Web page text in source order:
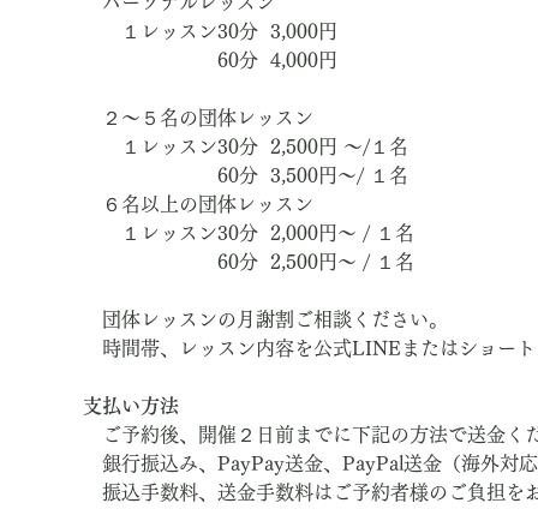
１レッスン30分  3,000円
60分  4,000円
２～５名の団体レッスン
１レッスン30分  2,500円 ～/１名
60分  3,500円～/ １名
６名以上の団体レッスン
１レッスン30分  2,000円～ / １名
60分  2,500円～ / １名
団体レッスンの月謝割ご相談ください。
時間帯、レッスン内容を公式LINEまたはショー
支払い方法
ご予約後、開催２日前までに下記の方法で送金く
銀行振込み、PayPay送金、PayPal送金（海外対
振込手数料、送金手数料はご予約者様のご負担を